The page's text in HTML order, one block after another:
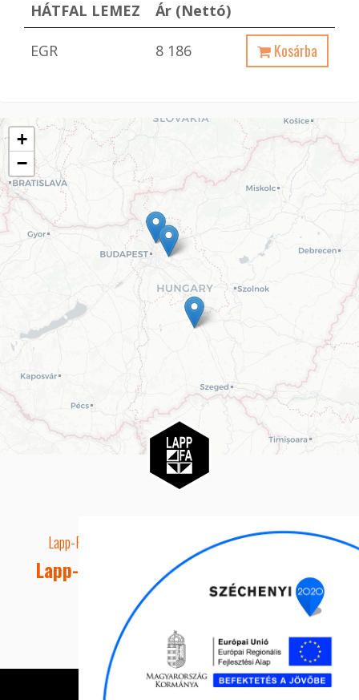
HÁTFAL LEMEZ Ár (Nettó)
EGR 8 186 Kosárba
+
−
Lapp-Fa EUTR technikai azonosító száma: AA5849163
Lapp-fa Kft. Webshop Ügyfélszolgálat
Telefon: +36 20 8515050
E-mail cím: webshop@lapp-fa.hu
Lapp-fa Kft. 2026